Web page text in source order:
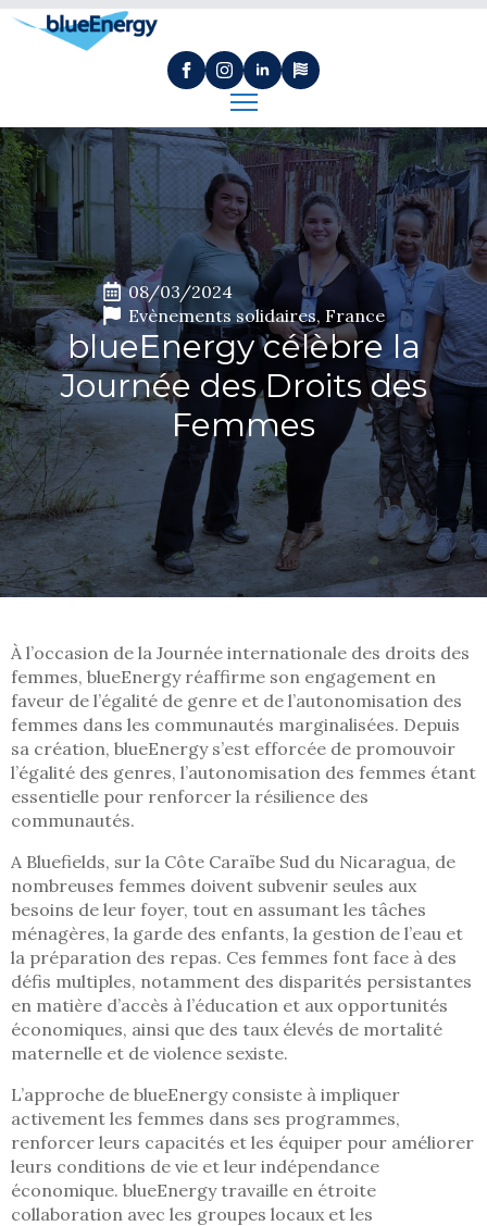
08/03/2024
Evènements solidaires France
blueEnergy célèbre la
Journée des Droits des
Femmes
À l’occasion de la Journée internationale des droits des
femmes, blueEnergy réaffirme son engagement en
faveur de l’égalité de genre et de l’autonomisation des
femmes dans les communautés marginalisées. Depuis
sa création, blueEnergy s’est efforcée de promouvoir
l’égalité des genres, l’autonomisation des femmes étant
essentielle pour renforcer la résilience des
communautés.
A Bluefields, sur la Côte Caraïbe Sud du Nicaragua, de
nombreuses femmes doivent subvenir seules aux
besoins de leur foyer, tout en assumant les tâches
ménagères, la garde des enfants, la gestion de l’eau et
la préparation des repas. Ces femmes font face à des
défis multiples, notamment des disparités persistantes
en matière d’accès à l’éducation et aux opportunités
économiques, ainsi que des taux élevés de mortalité
maternelle et de violence sexiste.
L’approche de blueEnergy consiste à impliquer
activement les femmes dans ses programmes,
renforcer leurs capacités et les équiper pour améliorer
leurs conditions de vie et leur indépendance
économique. blueEnergy travaille en étroite
collaboration avec les groupes locaux et les